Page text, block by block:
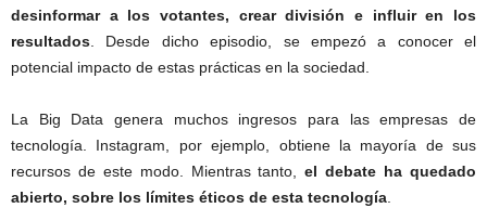
desinformar a los votantes, crear división e influir en los
resultados . Desde dicho episodio, se empezó a conocer el
potencial impacto de estas prácticas en la sociedad.
La Big Data genera muchos ingresos para las empresas de
tecnología. Instagram, por ejemplo, obtiene la mayoría de sus
recursos de este modo. Mientras tanto,el debate ha quedado
abierto, sobre los límites éticos de esta tecnología